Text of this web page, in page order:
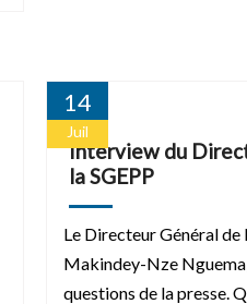
14
Juil
Interview du
la SGEPP
Le Directeur Général de
Makindey-Nze
questions de la presse.